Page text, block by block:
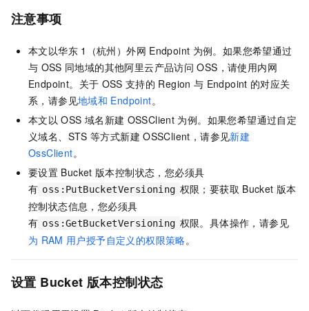
注意事项
本文以华东 1（杭州）外网 Endpoint 为例。如果您希望通过
与 OSS 同地域的其他阿里云产品访问 OSS，请使用内网
Endpoint。关于 OSS 支持的 Region 与 Endpoint 的对应关
系，请参见地域和 Endpoint。
本文以 OSS 域名新建 OSSClient 为例。如果您希望通过自定
义域名、STS 等方式新建 OSSClient，请参见新建
OssClient。
要设置 Bucket 版本控制状态，您必须具
有 oss:PutBucketVersioning 权限；要获取 Bucket 版本
控制状态信息，您必须具
有 oss:GetBucketVersioning 权限。具体操作，请参见
为 RAM 用户授予自定义的权限策略。
设置 Bucket 版本控制状态